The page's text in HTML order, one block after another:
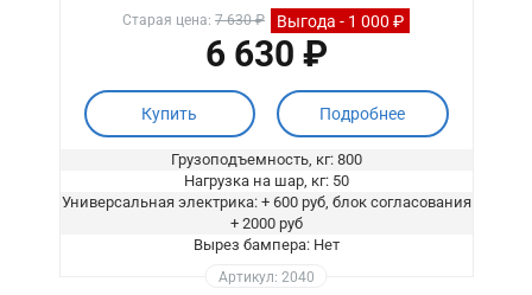
Старая цена: 7 630 ₽ Выгода - 1 000 ₽
6 630 ₽
Купить Подробнее
Грузоподъемность, кг: 800
Нагрузка на шар, кг: 50
Универсальная электрика: + 600 руб, блок согласования
+ 2000 руб
Вырез бампера: Нет
Артикул: 2040